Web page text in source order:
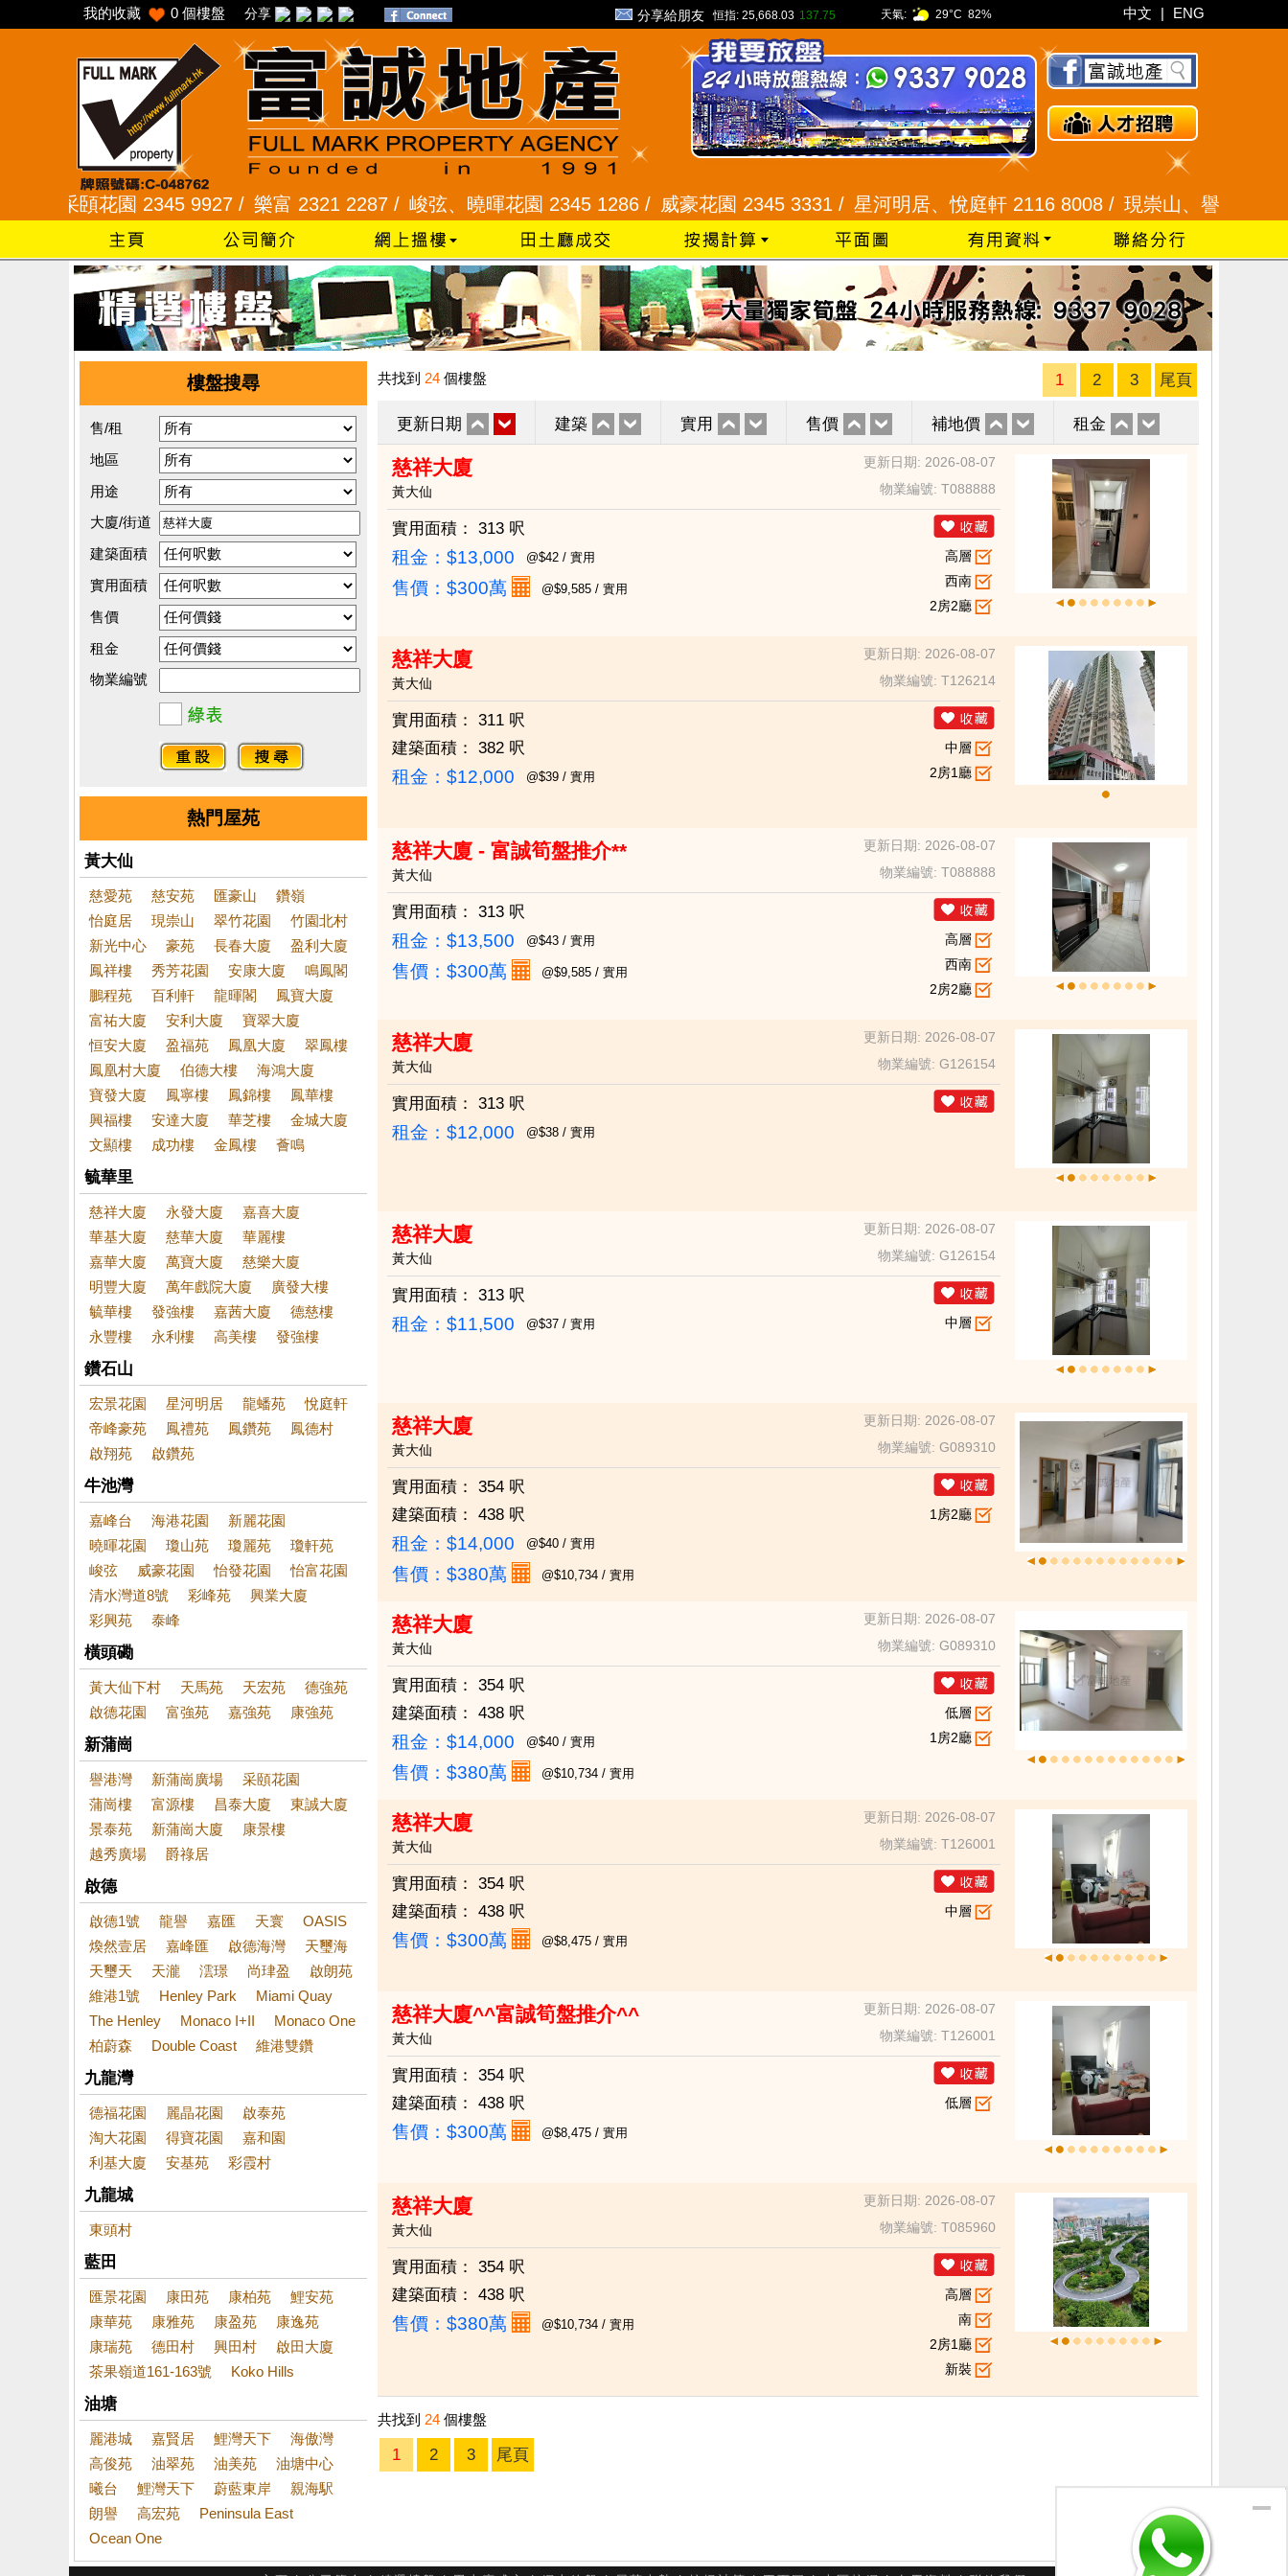
我的收藏 0 個樓盤 分享 分享給朋友 恒指: 25,668.03 137.75 天氣: 29°C 82% 中文 | ENG
采頣花園 2345 9927 / 樂富 2321 2287 / 峻弦、曉暉花園 2345 1286 / 威豪花園 2345 3331 /星河明居、悅庭軒 2116 8008 / 現崇山、譽港灣 2345
樓盤搜尋
售/租
地區
用途
大廈/街道
建築面積
實用面積
售價
租金
物業編號
熱門屋苑
黃大仙
慈愛苑 慈安苑 匯豪山
鑽嶺
怡庭居
現崇山 翠竹花園
竹園北村
新光中心
豪苑 長春大廈
盈利大廈
鳳祥樓
秀芳花園 安康大廈
鳴鳳閣
鵬程苑
百利軒 龍暉閣
鳳寶大廈
富祐大廈
安利大廈
寶翠大廈
恒安大廈
盈福苑 鳳凰大廈
翠鳳樓
鳳凰村大廈
伯德大樓
海鴻大廈
寶發大廈
鳳寧樓 鳳錦樓
鳳華樓
興福樓
安達大廈 華芝樓
金城大廈
文顯樓
成功樓 金鳳樓 薈鳴
毓華里
慈祥大廈 永發大廈
嘉喜大廈
華基大廈
慈華大廈
華麗樓
嘉華大廈
萬寶大廈
慈樂大廈
明豐大廈
萬年戲院大廈
廣發大樓
毓華樓
發強樓 嘉茜大廈
德慈樓
永豐樓
永利樓 高美樓 發強樓
鑽石山
宏景花園 星河明居 龍蟠苑
悅庭軒
帝峰豪苑
鳳禮苑 鳳鑽苑
鳳德村
啟翔苑
啟鑽苑
牛池灣
嘉峰台 海港花園
新麗花園
曉暉花園
瓊山苑 瓊麗苑
瓊軒苑
峻弦
威豪花園 怡發花園
怡富花園
清水灣道8號
彩峰苑
興業大廈
彩興苑
泰峰
橫頭磡
黃大仙下村 天馬苑 天宏苑
德強苑
啟德花園
富強苑 嘉強苑 康強苑
新蒲崗
譽港灣 新蒲崗廣場
采頤花園
蒲崗樓
富源樓 昌泰大廈
東誠大廈
景泰苑
新蒲崗大廈
康景樓
越秀廣場
爵祿居
啟德
啟德1號 龍譽 嘉匯 天寰
OASIS
煥然壹居
嘉峰匯 啟德海灣
天璽海
天璽天
天瀧 澐璟 尚珒盈
啟朗苑
維港1號
Henley Park
Miami Quay
The Henley
Monaco I+II
Monaco One
柏蔚森
Double Coast 維港雙鑽
九龍灣
德福花園 麗晶花園
啟泰苑
淘大花園
得寶花園
嘉和園
利基大廈
安基苑 彩霞村
九龍城
東頭村
藍田
匯景花園 康田苑 康柏苑
鯉安苑
康華苑
康雅苑 康盈苑
康逸苑
康瑞苑
德田村 興田村
啟田大廈
茶果嶺道161-163號
Koko Hills
油塘
麗港城 嘉賢居 鯉灣天下
海傲灣
高俊苑
油翠苑 油美苑
油塘中心
曦台
鯉灣天下 蔚藍東岸
親海駅
朗譽
高宏苑
Peninsula East
Ocean One
共找到 24 個樓盤 1 2 3 尾頁
更新日期 建築 實用 售價 補地價 租金
慈祥大廈
更新日期: 2026-08-07
黃大仙
物業編號: T088888
實用面積： 313 呎
租金：$13,000 @$42 / 實用
售價： $300萬 @$9,585 / 實用
高層
西南
2房2廳
慈祥大廈
更新日期: 2026-08-07
黃大仙
物業編號: T126214
實用面積：
311 呎
建築面積：
382 呎
租金：$12,000 @$39 / 實用
中層
2房1廳
慈祥大廈 - 富誠筍盤推介**
更新日期: 2026-08-07
黃大仙
物業編號: T088888
實用面積： 313 呎
租金：$13,500 @$43 / 實用
售價： $300萬 @$9,585 / 實用
高層
西南
2房2廳
慈祥大廈
更新日期: 2026-08-07
黃大仙
物業編號: G126154
實用面積： 313 呎
租金：$12,000 @$38 / 實用
慈祥大廈
更新日期: 2026-08-07
黃大仙
物業編號: G126154
實用面積： 313 呎
租金：$11,500 @$37 / 實用 中層
慈祥大廈
更新日期: 2026-08-07
黃大仙
物業編號: G089310
實用面積：
354 呎
建築面積：
438 呎
租金：$14,000 @$40 / 實用
售價： $380萬 @$10,734 / 實用
1房2廳
慈祥大廈
更新日期: 2026-08-07
黃大仙
物業編號: G089310
實用面積：
354 呎
建築面積：
438 呎
租金：$14,000 @$40 / 實用
售價： $380萬 @$10,734 / 實用
低層
1房2廳
慈祥大廈
更新日期: 2026-08-07
黃大仙
物業編號: T126001
實用面積：
354 呎
建築面積：
438 呎
售價： $300萬 @$8,475 / 實用
中層
慈祥大廈^^富誠筍盤推介^^
更新日期: 2026-08-07
黃大仙
物業編號: T126001
實用面積：
354 呎
建築面積：
438 呎
售價： $300萬 @$8,475 / 實用
低層
慈祥大廈
更新日期: 2026-08-07
黃大仙
物業編號: T085960
實用面積：
354 呎
建築面積：
438 呎
售價： $380萬 @$10,734 / 實用
高層
南
2房1廳
新裝
共找到 24 個樓盤
1 2 3 尾頁